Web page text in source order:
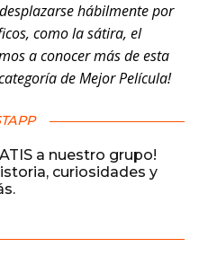
hábilmente por
como la sátira, el
a conocer más de esta
de Mejor Película!
a nuestro grupo!
curiosidades y